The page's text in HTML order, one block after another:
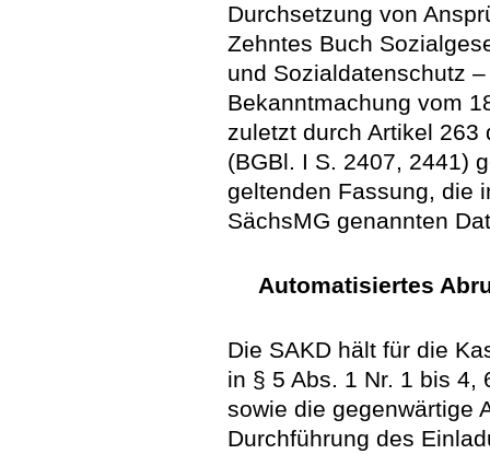
Durchsetzung von
Zehntes Buch
und Sozialdatenschutz
Bekanntmachung vom
zuletzt durch Artikel 263
(BGBl. I S. 2407, 2441)
geltenden Fassung, die
SächsMG genannten
Automatisiertes
Die SAKD hält für die
in § 5 Abs. 1 Nr. 1 bis 4,
sowie die gegenwärtige
Durchführung des